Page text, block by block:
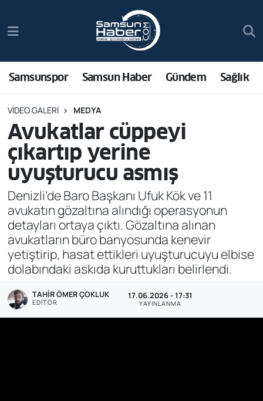
Samsunspor Samsun Haber Gündem Sağlık
VIDEO GALERI MEDYA
Avukatlar cüppeyi
çıkartıp yerine
uyuşturucu asmış
Denizli'de Baro Başkanı Ufuk Kök ve 11
avukatın gözaltına alındığı operasyonun
detayları ortaya çıktı. Gözaltına alınan
avukatların büro banyosunda kenevir
yetiştirip, hasat ettikleri uyuşturucuyu elbise
dolabındaki askıda kuruttukları belirlendi.
TAHIR ÖMER ÇOKLUK
EDITÖR
17.06.2026 - 17:31
YAYINLANMA
Samsun Haber
Sağlık
Asayiş
Bilim ve Teknoloji
Bölge
Dünya
Ekonomi
Trafik Durumu
Süper Lig Puan Durumu ve Fikstür
Tüm Manşetler
Son Dakika Haberleri
Haber Arşivi